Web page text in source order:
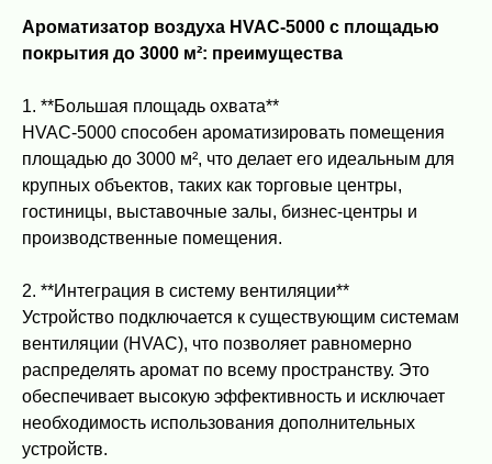
Ароматизатор воздуха HVAC-5000 с площадью
покрытия до 3000 м²: преимущества
1. **Большая площадь охвата**
HVAC-5000 способен ароматизировать помещения
площадью до 3000 м², что делает его идеальным для
крупных объектов, таких как торговые центры,
гостиницы, выставочные залы, бизнес-центры и
производственные помещения.
2. **Интеграция в систему вентиляции**
Устройство подключается к существующим системам
вентиляции (HVAC), что позволяет равномерно
распределять аромат по всему пространству. Это
обеспечивает высокую эффективность и исключает
необходимость использования дополнительных
устройств.